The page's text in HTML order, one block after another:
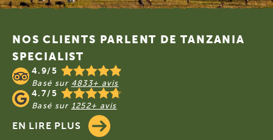
Footer
NOS CLIENTS PARLENT DE TANZANIA
SPECIALIST
4.9/5
Basé sur 4833+ avis
4.7/5
Basé sur 1252+ avis
EN LIRE PLUS